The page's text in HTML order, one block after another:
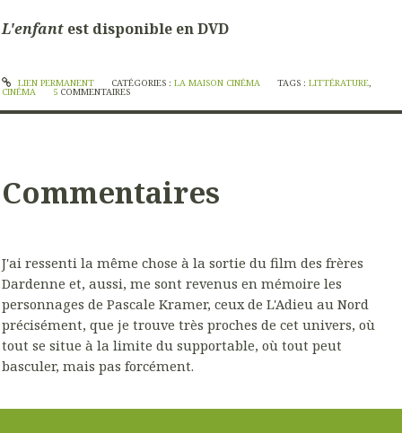
L'enfant est disponible en DVD
LIEN PERMANENT CATÉGORIES : LA MAISON CINÉMA TAGS :LITTÉRATURE,
CINÉMA 5 COMMENTAIRES
Commentaires
J'ai ressenti la même chose à la sortie du film des frères
Dardenne et, aussi, me sont revenus en mémoire les
personnages de Pascale Kramer, ceux de L'Adieu au Nord
précisément, que je trouve très proches de cet univers, où
tout se situe à la limite du supportable, où tout peut
basculer, mais pas forcément.